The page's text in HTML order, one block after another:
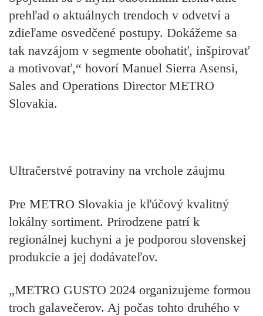
prehľad o aktuálnych trendoch v odvetví a
zdieľame osvedčené postupy. Dokážeme sa
tak navzájom v segmente obohatiť, inšpirovať
a motivovať,“ hovorí Manuel Sierra Asensi,
Sales and Operations Director METRO
Slovakia.
Ultračerstvé potraviny na vrchole záujmu
Pre METRO Slovakia je kľúčový kvalitný
lokálny sortiment. Prirodzene patrí k
regionálnej kuchyni a je podporou slovenskej
produkcie a jej dodávateľov.
„METRO GUSTO 2024 organizujeme formou
troch galavečerov. Aj počas tohto druhého v